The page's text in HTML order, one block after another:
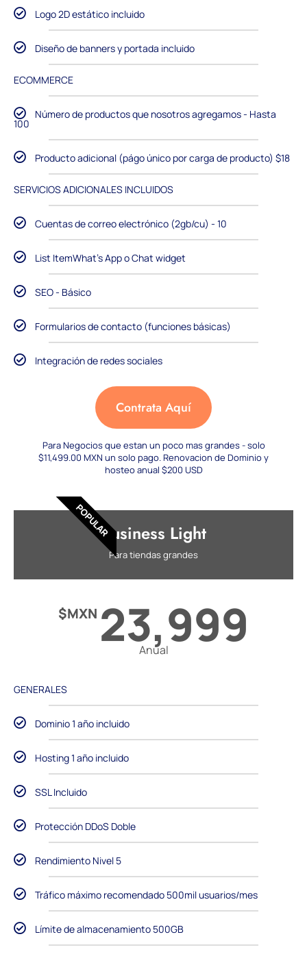
Logo 2D estático incluido
Diseño de banners y portada incluido
ECOMMERCE
Número de productos que nosotros agregamos - Hasta
100
Producto adicional (págo único por carga de producto) $18
SERVICIOS ADICIONALES INCLUIDOS
Cuentas de correo electrónico (2gb/cu) - 10
List ItemWhat's App o Chat widget
SEO - Básico
Formularios de contacto (funciones básicas)
Integración de redes sociales
Contrata Aquí
Para Negocios que estan un poco mas grandes - solo
$11,499.00 MXN un solo pago. Renovacion de Dominio y
hosteo anual $200 USD
POPULARBusiness Light
Para tiendas grandes
$MXN 23,999
Anual
GENERALES
Dominio 1 año incluido
Hosting 1 año incluido
SSL Incluido
Protección DDoS Doble
Rendimiento Nivel 5
Tráfico máximo recomendado 500mil usuarios/mes
Límite de almacenamiento 500GB